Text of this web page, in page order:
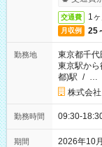
交通費 1
月収例 25
勤務地
東京都千代
東京駅か
都)駅 / …
株式会
勤務時間 09:30-
期間 2026年10